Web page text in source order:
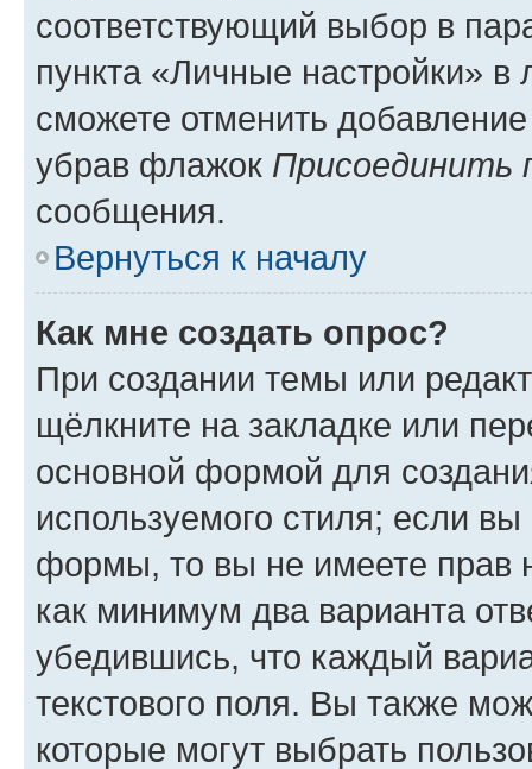
соответствующий выбор в
пункта «Личные настройки»
сможете отменить
убрав флажок Присоединить
сообщения.
Вернуться к началу
Как мне создать опрос?
При создании темы или
щёлкните на закладке или
основной формой для
используемого стиля; если
формы, то вы не имеете прав
как минимум два варианта
убедившись, что каждый
текстового поля. Вы также
которые могут выбрать